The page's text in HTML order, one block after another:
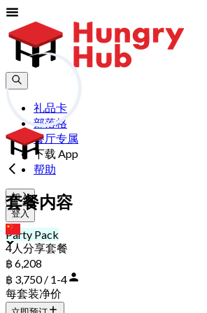
礼品卡
部落格
餐厅专属
下载 App
帮助
加入
登入
cn
套餐内容
Party Pack
4人分享套餐
฿ 6,208
฿ 3,750 / 1-4
每套装净价